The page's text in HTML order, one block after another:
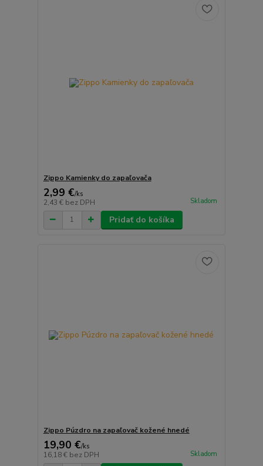
Zippo Kamienky do zapaľovača
2,99 €/ks
2,43 € bez DPH Skladom
Pridať do košíka
Zippo Púzdro na zapaľovač kožené hnedé
19,90 €/ks
16,18 € bez DPH Skladom